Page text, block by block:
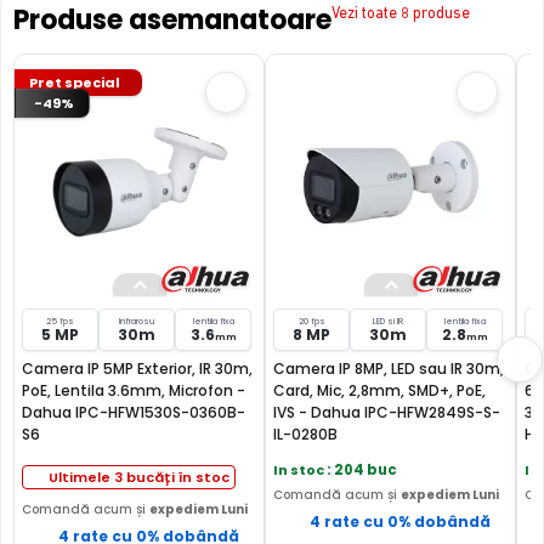
Cu ajutorul functie SMD Plus, camera IP Dahua IPC-
HFW3441T-AS-P-0210B, ofera o detectie a miscarii
inteligenta, facand diferenta intre miscarile provocate de
om sau masina, eliminandu-le pe cele provocate de
vegetatie, animale, insecte, lumini sau chiar ploaie.
Produse asemanatoareVezi toate 8 produse
Pret special
-49%
25 fps
5 MP
Infrarosu
30m
lentila fixa
3.6mm
Camera IP 5MP Exterior, IR 30m,
PoE, Lentila 3.6mm, Microfon -
Dahua IPC-HFW1530S-0360B-
S6
Ultimele 3 bucăți în stoc
Comandă acum și expediem Luni
4 rate cu 0% dobândă
20 fps
8 MP
LED si IR
30m
lentila fixa
2.8mm
Camera IP 8MP, LED sau IR 30m,
Card, Mic, 2,8mm, SMD+, PoE,
IVS - Dahua IPC-HFW2849S-S-
IL-0280B
In stoc: 204 buc
Comandă acum și expediem Luni
4 rate cu 0% dobândă
In